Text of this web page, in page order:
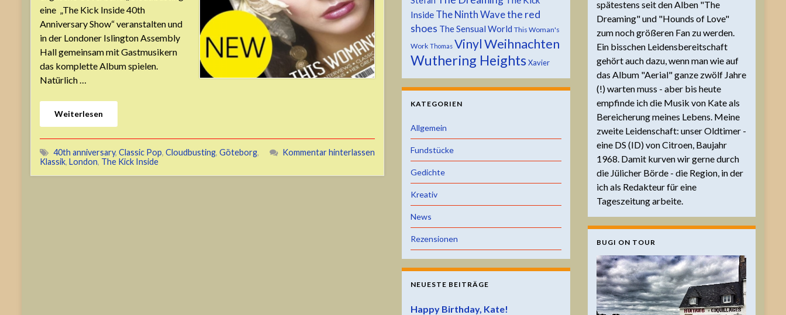
eine „The Kick Inside 40th
Anniversary Show“ veranstalten und
in der Londoner Islington Assembly
Hall gemeinsam mit Gastmusikern
das komplette Album spielen.
Natürlich …
Weiterlesen
40th anniversary, Classic Pop, Cloudbusting, Göteborg,
Klassik, London, The Kick Inside
Kommentar hinterlassen
Inside The Ninth Wavethe red
shoes The Sensual World This Woman's
Work Thomas VinylWeihnachten
Wuthering Heights Xavier
KATEGORIEN
Allgemein
Fundstücke
Gedichte
Kreativ
News
Rezensionen
NEUESTE BEITRÄGE
Happy Birthday, Kate!
spätestens seit den Alben "The
Dreaming" und "Hounds of Love"
zum noch größeren Fan zu werden.
Ein bisschen Leidensbereitschaft
gehört auch dazu, wenn man wie auf
das Album "Aerial" ganze zwölf Jahre
(!) warten muss - aber bis heute
empfinde ich die Musik von Kate als
Bereicherung meines Lebens. Meine
zweite Leidenschaft: unser Oldtimer -
eine DS (ID) von Citroen, Baujahr
1968. Damit kurven wir gerne durch
die Jülicher Börde - die Region, in der
ich als Redakteur für eine
Tageszeitung arbeite.
BUGI ON TOUR